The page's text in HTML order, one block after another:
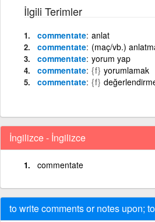
İlgili Terimler
commentate anlat
commentate (maç/vb.)
commentate yorum yap
commentate {f} yorumlamak
commentate {f}
İngilizce - İngilizce
commentate
to write comments or notes upon;